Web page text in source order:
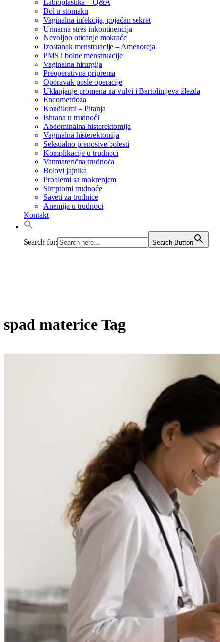
Labioplastika – Q&A
Bol u stomaku
Vaginalna infekcija, pojačan sekret
Urinarna stres inkontinencija
Nevoljno oticanje mokraće
Izostanak menstruacije – Amenoreja
PMS i bolne menstruacije
Vaginalna hirurgija
Preoperativna priprema
Oporavak posle operacije
Uklanjanje promena na vulvi i Bartolinijeva žlezda
Endometrioza
Kondilomi – Pitanja
Ishrana u trudnoći
Abdominalna histerektomija
Vaginalna histerektomija
Seksualno prenosive bolesti
Komplikacije u trudnoci
Vanmaterična trudnoća
Bolovi jajnika
Problemi sa mokrenjem
Simptomi trudnoće
Saveti za trudnice
Anemija u trudnoci
Kontakt
Search for: Search Button
spad materice Tag